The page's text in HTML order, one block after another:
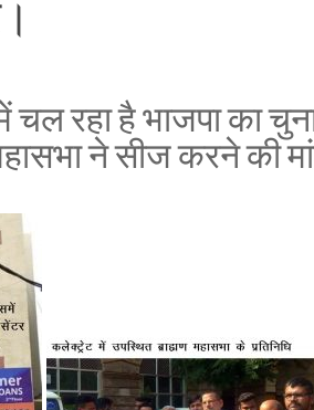
रहा है भाजपा का
ने सीज करने की